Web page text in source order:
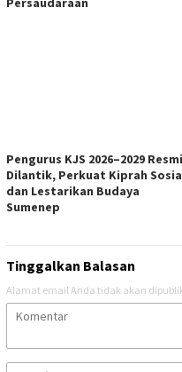
Pengurus KJS 2026–2029 Resmi
Dilantik, Perkuat Kiprah
dan Lestarikan Budaya
Sumenep
Tinggalkan Balasan
Alamat email Anda tidak akan